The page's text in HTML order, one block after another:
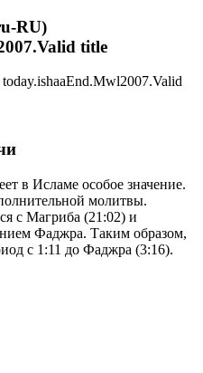
RU)
title
в Исламе особое значение.
молитвы.
с Магриба (21:02) и
Фаджра. Таким образом,
с 1:11 до Фаджра (3:16).